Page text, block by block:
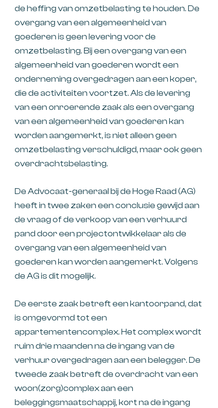
de heffing van omzetbelasting te houden. De
overgang van een algemeenheid van
goederen is geen levering voor de
omzetbelasting. Bij een overgang van een
algemeenheid van goederen wordt een
onderneming overgedragen aan een koper,
die de activiteiten voortzet. Als de levering
van een onroerende zaak als een overgang
van een algemeenheid van goederen kan
worden aangemerkt, is niet alleen geen
omzetbelasting verschuldigd, maar ook geen
overdrachtsbelasting.
De Advocaat-generaal bij de Hoge Raad (AG)
heeft in twee zaken een conclusie gewijd aan
de vraag of de verkoop van een verhuurd
pand door een projectontwikkelaar als de
overgang van een algemeenheid van
goederen kan worden aangemerkt. Volgens
de AG is dit mogelijk.
De eerste zaak betreft een kantoorpand, dat
is omgevormd tot een
appartementencomplex. Het complex wordt
ruim drie maanden na de ingang van de
verhuur overgedragen aan een belegger. De
tweede zaak betreft de overdracht van een
woon(zorg)complex aan een
beleggingsmaatschappij, kort na de ingang